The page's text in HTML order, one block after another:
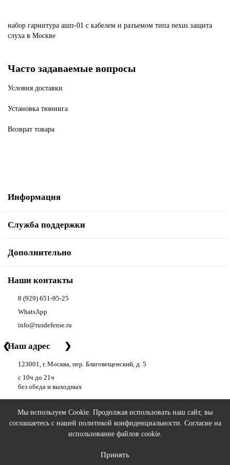
набор гарнитура ашп-01 с кабелем и разъемом типа nexus защита
слуха в Москве
Часто задаваемые вопросы
Условия доставки
Установка тюнинга
Возврат товара
Информация
Служба поддержки
Дополнительно
Наши контакты
8 (929) 651-95-25
WhatsApp
info@rusdefense.ru
❮Наш адрес ❯
123001, г. Москва, пер. Благовещенский, д. 5
с 10ч до 21ч
без обеда и выходных
РУС ДЕФЕНС | RUS DEFENSE ©2026 - аксессуары для оружия
Мы используем Cookie. Продолжая использовать наш сайт, вы
соглашаетесь с нашей политикой конфиденциальности. Согласие на
использование файлов cookie.
Принять